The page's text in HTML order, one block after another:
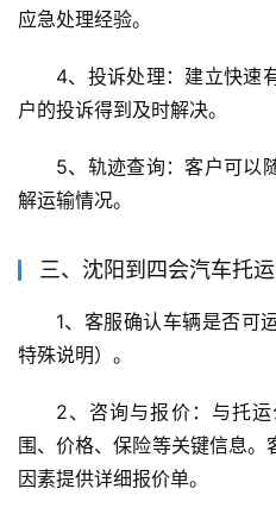
应急处理经验。
4、投诉处理：建立快速
户的投诉得到及时解决。
5、轨迹查询：客户可以
解运输情况。
三、沈阳到四会汽车托
1、客服确认车辆是否可
特殊说明）。
2、咨询与报价：与托
围、价格、保险等关键信息
因素提供详细报价单。